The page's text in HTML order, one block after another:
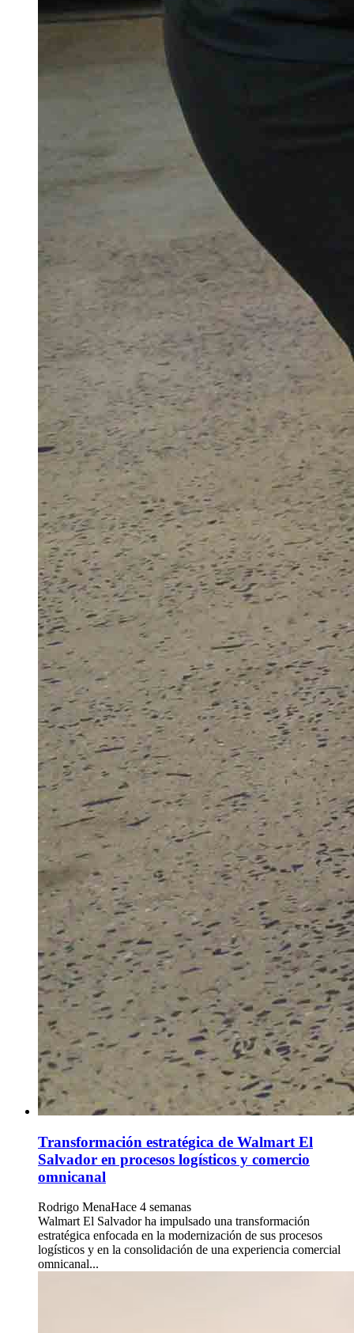
Transformación estratégica de Walmart El
Salvador en procesos logísticos y comercio
omnicanal
Rodrigo MenaHace 4 semanas
Walmart El Salvador ha impulsado una transformación
estratégica enfocada en la modernización de sus procesos
logísticos y en la consolidación de una experiencia comercial
omnicanal...